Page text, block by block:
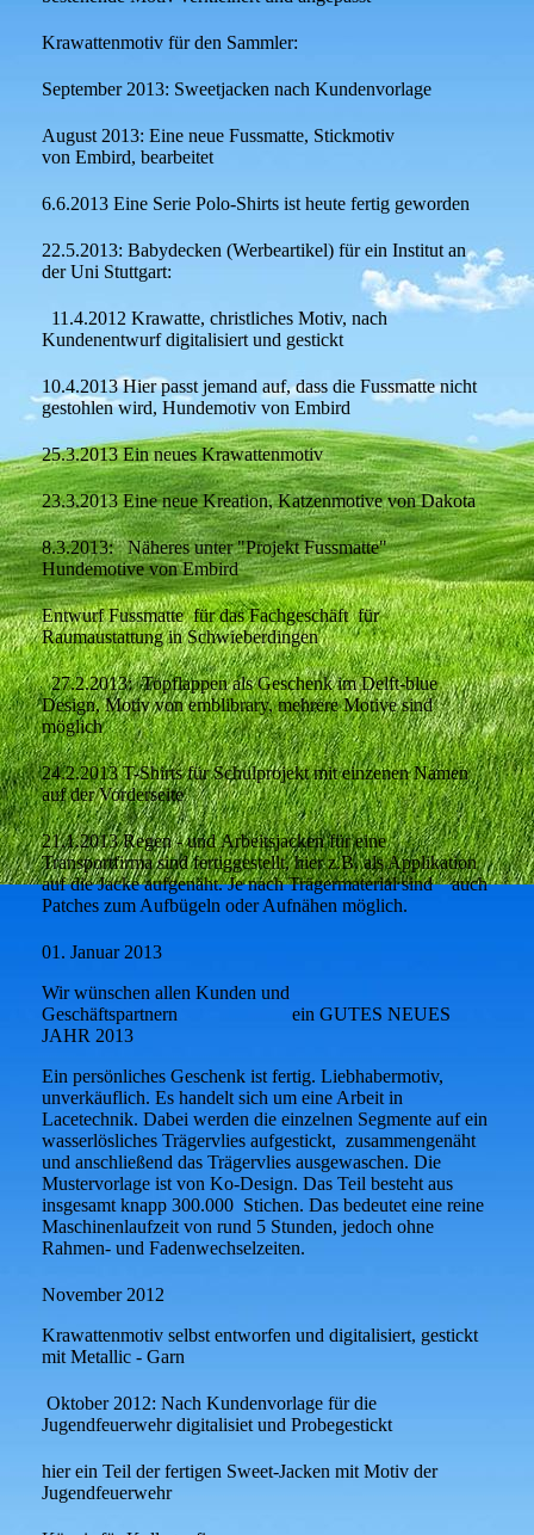
Krawattenmotiv für den Sammler:
September 2013: Sweetjacken nach Kundenvorlage
August 2013: Eine neue Fussmatte, Stickmotiv
von Embird, bearbeitet
6.6.2013 Eine Serie Polo-Shirts ist heute fertig geworden
22.5.2013: Babydecken (Werbeartikel) für ein Institut an
der Uni Stuttgart:
11.4.2012 Krawatte, christliches Motiv, nach
Kundenentwurf digitalisiert und gestickt
10.4.2013 Hier passt jemand auf, dass die Fussmatte nicht
gestohlen wird, Hundemotiv von Embird
25.3.2013 Ein neues Krawattenmotiv
23.3.2013 Eine neue Kreation, Katzenmotive von Dakota
8.3.2013: Näheres unter "Projekt Fussmatte"
Hundemotive von Embird
Entwurf Fussmatte für das Fachgeschäft für
Raumaustattung in Schwieberdingen
27.2.2013: Topflappen als Geschenk im Delft-blue
Design, Motiv von emblibrary, mehrere Motive sind
möglich
24.2.2013 T-Shirts für Schulprojekt mit einzenen Namen
auf der Vorderseite
21.1.2013 Regen - und Arbeitsjacken für eine
Transportfirma sind fertiggestellt, hier z.B. als Applikation
auf die Jacke aufgenäht. Je nach Trägermaterial sind auch
Patches zum Aufbügeln oder Aufnähen möglich.
01. Januar 2013
Wir wünschen allen Kunden und
Geschäftspartnern ein GUTES NEUES
JAHR 2013
Ein persönliches Geschenk ist fertig. Liebhabermotiv,
unverkäuflich. Es handelt sich um eine Arbeit in
Lacetechnik. Dabei werden die einzelnen Segmente auf ein
wasserlösliches Trägervlies aufgestickt, zusammengenäht
und anschließend das Trägervlies ausgewaschen. Die
Mustervorlage ist von Ko-Design. Das Teil besteht aus
insgesamt knapp 300.000 Stichen. Das bedeutet eine reine
Maschinenlaufzeit von rund 5 Stunden, jedoch ohne
Rahmen- und Fadenwechselzeiten.
November 2012
Krawattenmotiv selbst entworfen und digitalisiert, gestickt
mit Metallic - Garn
Oktober 2012: Nach Kundenvorlage für die
Jugendfeuerwehr digitalisiet und Probegestickt
hier ein Teil der fertigen Sweet-Jacken mit Motiv der
Jugendfeuerwehr